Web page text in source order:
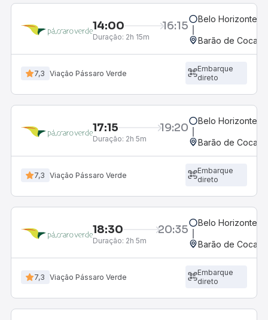
14:00 16:15
Duração: 2h 15m
Belo Horizonte,
Barão de
7,3 Viação Pássaro Verde
Embarque
direto
17:15 19:20
Duração: 2h 5m
Belo Horizonte,
Barão de
7,3 Viação Pássaro Verde
Embarque
direto
18:30 20:35
Duração: 2h 5m
Belo Horizonte,
Barão de
7,3 Viação Pássaro Verde
Embarque
direto